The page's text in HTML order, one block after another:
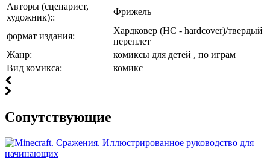
Авторы (сценарист,
художник)::
Фрижель
формат издания:
Хардковер (HC - hardcover)/твердый
переплет
Жанр:
комиксы для детей , по играм
Вид комикса:
комикс
Cопутствующие